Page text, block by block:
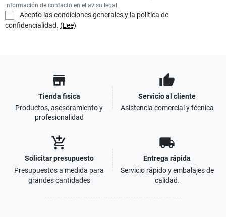
información de contacto en el aviso legal.
Acepto las condiciones generales y la política de
confidencialidad. (Lee)
store
Tienda fisica
Productos, asesoramiento y
profesionalidad
thumb_up
Servicio al cliente
Asistencia comercial y técnica
add_shopping_cart
Solicitar presupuesto
Presupuestos a medida para
grandes cantidades
local_shipping
Entrega rápida
Servicio rápido y embalajes de
calidad.